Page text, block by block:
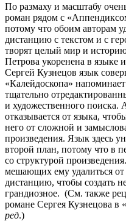
По размаху и масштабу
роман рядом с
потому что обоим авторам
дистанцию с текстом и с
творят целый мир и
Петрова укоренена в языке
Сергей Кузнецов язык
«Калейдоскопа»
тщательно
и художественного поиска.
отказывается от языка,
него от сложной и
произведения. Язык здесь
второй план, потому что в
со структурой
мешающих ему удалиться от
дистанцию, чтобы создать
грандиозное. (См. также
романе Сергея Кузнецова в
ред.)